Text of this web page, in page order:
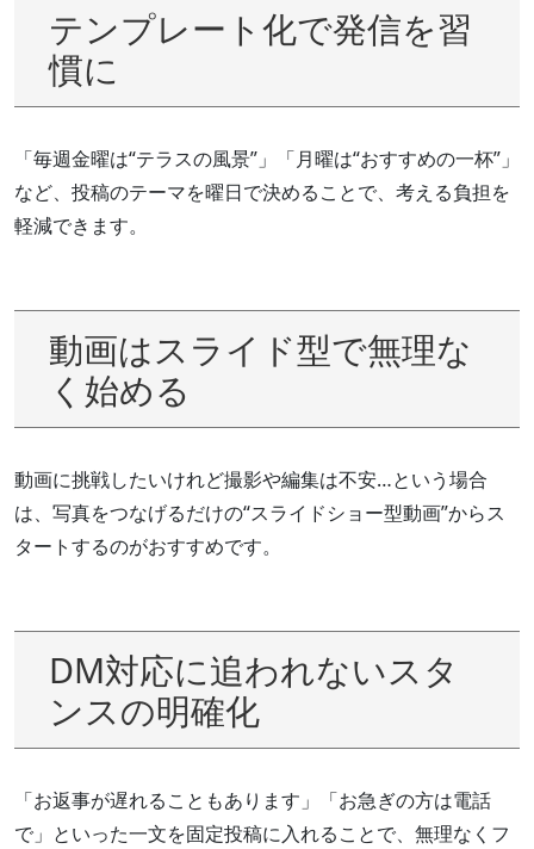
テンプレート化で発信を習
慣に
「毎週金曜は“テラスの風景”」「月曜は“おすすめの一杯”」
など、投稿のテーマを曜日で決めることで、考える負担を
軽減できます。
動画はスライド型で無理な
く始める
動画に挑戦したいけれど撮影や編集は不安…という場合
は、写真をつなげるだけの“スライドショー型動画”からス
タートするのがおすすめです。
DM対応に追われないスタ
ンスの明確化
「お返事が遅れることもあります」「お急ぎの方は電話
で」といった一文を固定投稿に入れることで、無理なくフ